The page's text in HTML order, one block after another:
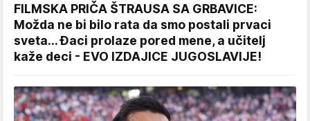
FILMSKA PRIČA ŠTRAUSA SA GRBAVICE:
Možda ne bi bilo rata da smo postali prvaci
sveta... Đaci prolaze pored mene, a učitelj
kaže deci - EVO IZDAJICE JUGOSLAVIJE!